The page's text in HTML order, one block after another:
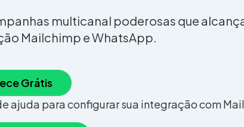
multicanal poderosas que
Mailchimp e WhatsApp.
Grátis
ajuda para configurar sua integração com